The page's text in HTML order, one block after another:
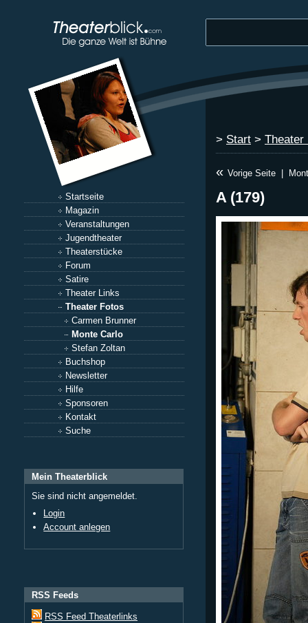
Startseite
Magazin
Veranstaltungen
Jugendtheater
Theaterstücke
Forum
Satire
Theater Links
Theater Fotos
Carmen Brunner
Monte Carlo
Stefan Zoltan
Buchshop
Newsletter
Hilfe
Sponsoren
Kontakt
Suche
Mein Theaterblick
Sie sind nicht angemeldet.
Login
Account anlegen
RSS Feeds
RSS Feed Theaterlinks
> Start > Theater
« Vorige Seite
A (179)